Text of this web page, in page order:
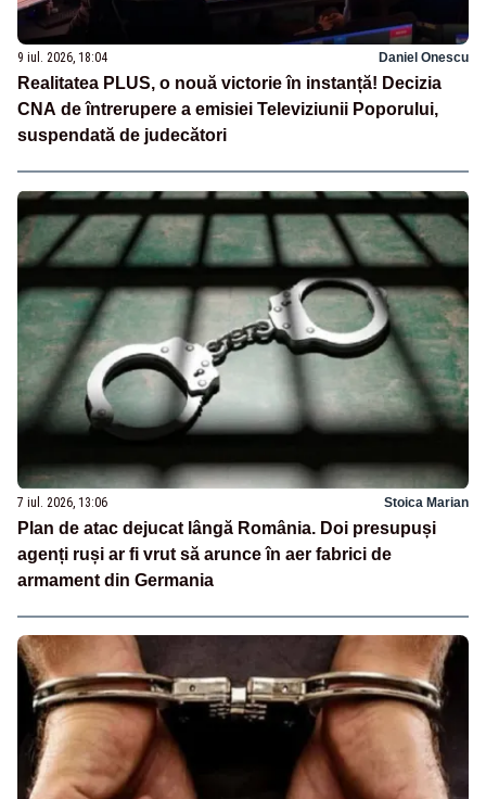
9 iul. 2026, 18:04 Daniel Onescu
Realitatea PLUS, o nouă victorie în instanță! Decizia
CNA de întrerupere a emisiei Televiziunii Poporului,
suspendată de judecători
7 iul. 2026, 13:06 Stoica Marian
Plan de atac dejucat lângă România. Doi presupuși
agenți ruși ar fi vrut să arunce în aer fabrici de
armament din Germania